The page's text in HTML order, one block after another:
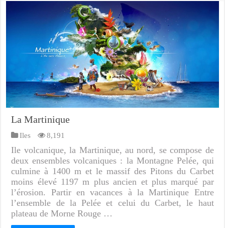
La Martinique
Iles 8,191
Ile volcanique, la Martinique, au nord, se compose de
deux ensembles volcaniques : la Montagne Pelée, qui
culmine à 1400 m et le massif des Pitons du Carbet
moins élevé 1197 m plus ancien et plus marqué par
l’érosion. Partir en vacances à la Martinique Entre
l’ensemble de la Pelée et celui du Carbet, le haut
plateau de Morne Rouge …